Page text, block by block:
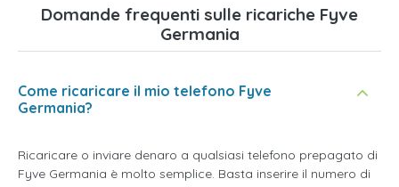
Domande frequenti sulle ricariche Fyve
Germania
Come ricaricare il mio telefono Fyve
Germania?
Ricaricare o inviare denaro a qualsiasi telefono prepagato di
Fyve Germania è molto semplice. Basta inserire il numero di